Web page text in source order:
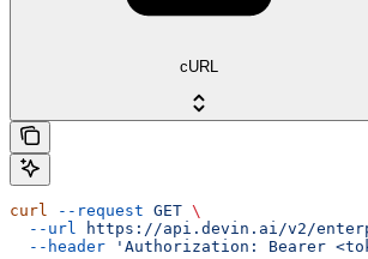
cURL
curl --request GET \
  --url
https://api.devin.ai/v2/
  --header
'Authorization: Bearer